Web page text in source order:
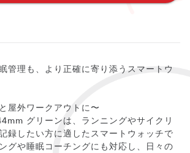
管理も、より正確に寄り添うスマートウ
屋外ワークアウトに〜
グリーンは、ランニングやサイクリ
録したい方に適したスマートウォッチで
グや睡眠コーチングにも対応し、日々の